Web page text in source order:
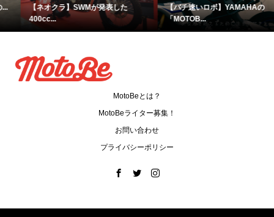
【ネオクラ】SWMが発表した
400cc...
【バチ速いロボ】YAMAHAの
「MOTOB...
MotoBeとは？
MotoBeライター募集！
お問い合わせ
プライバシーポリシー